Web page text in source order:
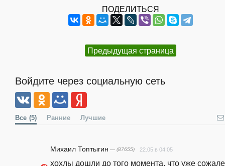
ПОДЕЛИТЬСЯ
Предыдущая страница
Войдите через социальную сеть
Все (5) Ранние Лучшие
Михаил Топтыгин — (87655) 22.05 в 04:05
хохлы дошли до того момента, что уже